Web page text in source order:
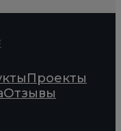
Проекты
Отзывы